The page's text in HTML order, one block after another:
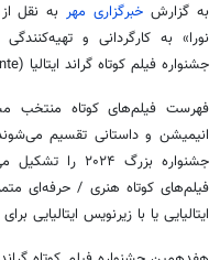
به گزارشخبرگزاری مهربه نقل از
نورا» به کارگردانی و
جشنواره فیلم کوتاه گراند ایتالیا (Corti a Ponte) حضور دارد.
انیمیشن و داستانی تقسیم
جشنواره بزرگ
فیلم‌های کوتاه هنری / حرفه‌ای
ایتالیایی یا با زیرنویس ایتالیایی